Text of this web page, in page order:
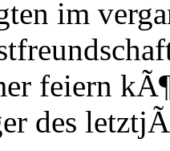
im
feiern
des